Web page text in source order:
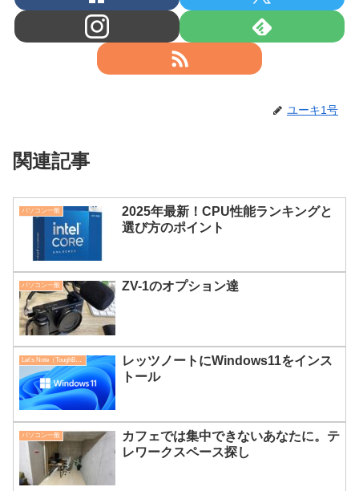
ユーキ1号
関連記事
パソコン一般
2025年最新！CPU性能ランキングと
選び方のポイント
パソコン一般 ZV-1のオプション達
Let's Note（ToughBook）
レッツノートにWindows11をインス
トール
パソコン一般
カフェでは集中できないあなたに。テ
レワークスペース探し